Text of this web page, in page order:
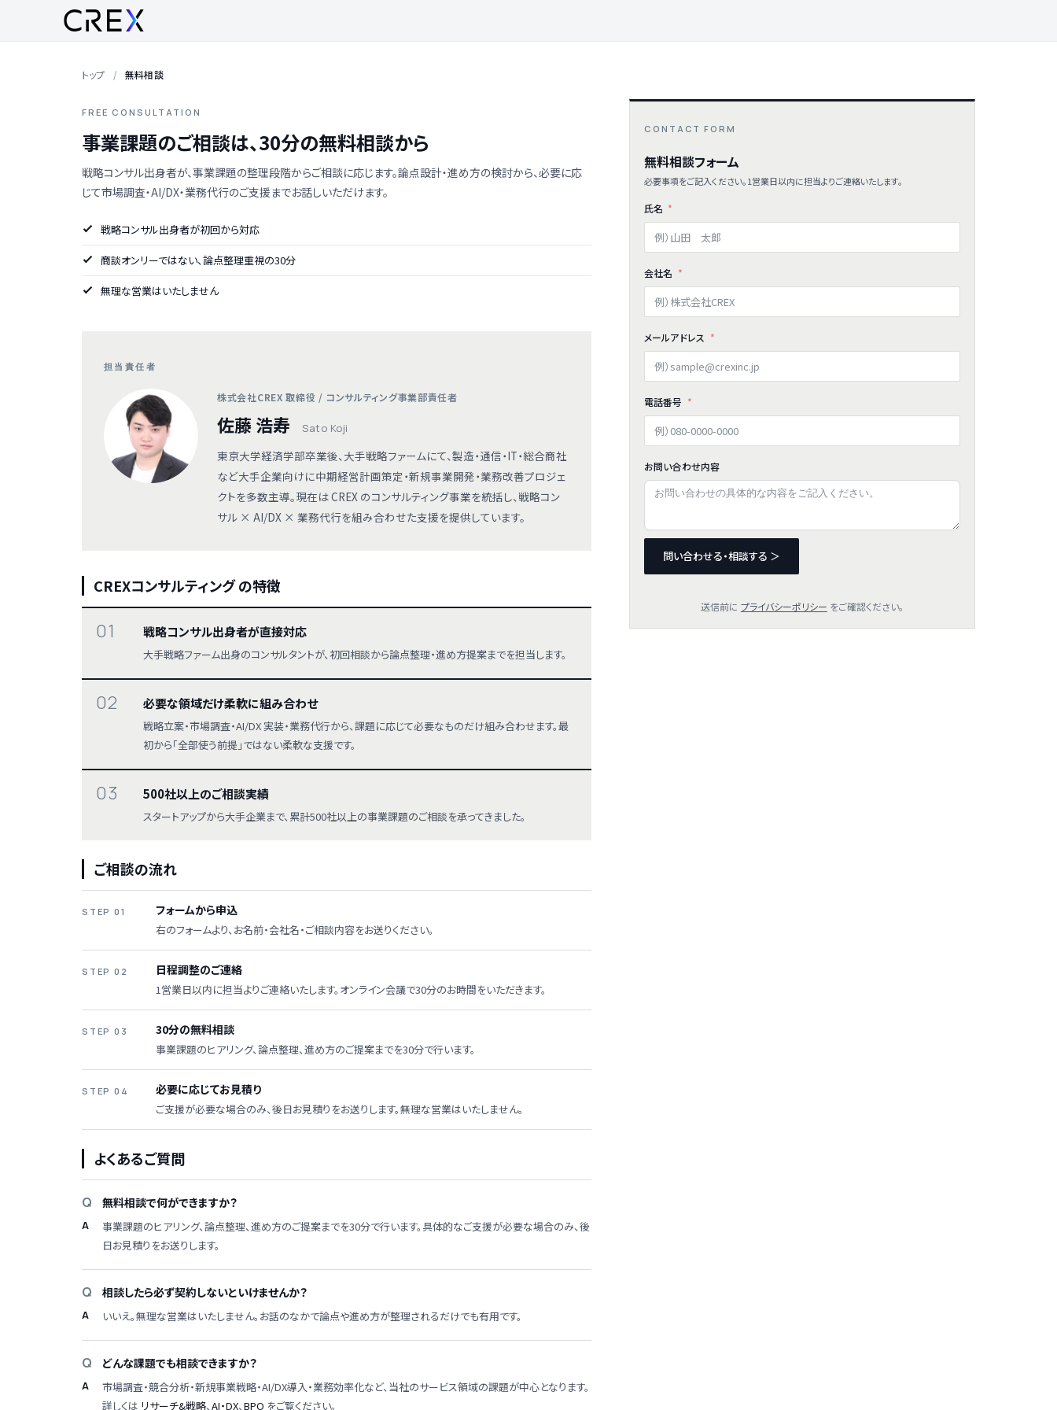
トップ 無料相談
FREE CONSULTATION
事業課題のご相談は、30分の無料相談から
戦略コンサル出身者が、事業課題の整理段階からご相談に応じます。論点設計・進め方の検討から、必要に応
じて市場調査・AI/DX・業務代行のご支援までお話しいただけます。
戦略コンサル出身者が初回から対応
商談オンリーではない、論点整理重視の30分
無理な営業はいたしません
CONTACT FORM
無料相談フォーム
必要事項をご記入ください。1営業日以内に担当よりご連絡いたします。
氏名
会社名
メールアドレス
電話番号
お問い合わせ内容
問い合わせる・相談する ＞
送信前に プライバシーポリシー をご確認ください。
担当責任者
株式会社CREX 取締役 / コンサルティング事業部責任者
佐藤 浩寿 Sato Koji
東京大学経済学部卒業後、大手戦略ファームにて、製造・通信・IT・総合商社
など大手企業向けに中期経営計画策定・新規事業開発・業務改善プロジェ
クトを多数主導。現在は CREX のコンサルティング事業を統括し、戦略コン
サル × AI/DX × 業務代行を組み合わせた支援を提供しています。
CREXコンサルティング の特徴
01 戦略コンサル出身者が直接対応
大手戦略ファーム出身のコンサルタントが、初回相談から論点整理・進め方提案までを担当します。
02 必要な領域だけ柔軟に組み合わせ
戦略立案・市場調査・AI/DX 実装・業務代行から、課題に応じて必要なものだけ組み合わせます。最
初から「全部使う前提」ではない柔軟な支援です。
03 500社以上のご相談実績
スタートアップから大手企業まで、累計500社以上の事業課題のご相談を承ってきました。
ご相談の流れ
STEP 01 フォームから申込
右のフォームより、お名前・会社名・ご相談内容をお送りください。
STEP 02 日程調整のご連絡
1営業日以内に担当よりご連絡いたします。オンライン会議で30分のお時間をいただきます。
STEP 03 30分の無料相談
事業課題のヒアリング、論点整理、進め方のご提案までを30分で行います。
STEP 04 必要に応じてお見積り
ご支援が必要な場合のみ、後日お見積りをお送りします。無理な営業はいたしません。
よくあるご質問
無料相談で何ができますか？
事業課題のヒアリング、論点整理、進め方のご提案までを30分で行います。具体的なご支援が必要な場合のみ、後
日お見積りをお送りします。
相談したら必ず契約しないといけませんか？
いいえ。無理な営業はいたしません。お話のなかで論点や進め方が整理されるだけでも有用です。
どんな課題でも相談できますか？
市場調査・競合分析・新規事業戦略・AI/DX導入・業務効率化など、当社のサービス領域の課題が中心となります。
詳しくは リサーチ&戦略、AI・DX、BPO をご覧ください。